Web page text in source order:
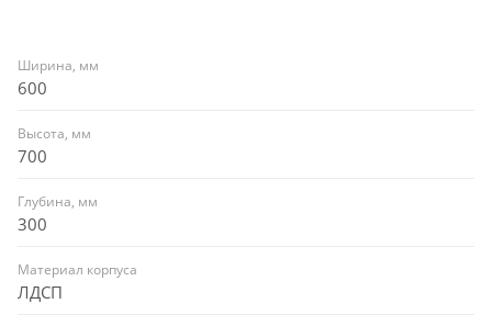
Ширина, мм
600
Высота, мм
700
Глубина, мм
300
Материал корпуса
ЛДСП